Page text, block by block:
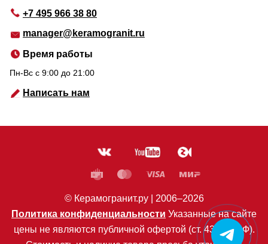
+7 495 966 38 80
manager@keramogranit.ru
Время работы
Пн-Вс c 9:00 до 21:00
Написать нам
© Керамогранит.ру | 2006–2026
Политика конфиденциальности Указанные на сайте
цены не являются публичной офертой (ст. 435 ГК РФ).